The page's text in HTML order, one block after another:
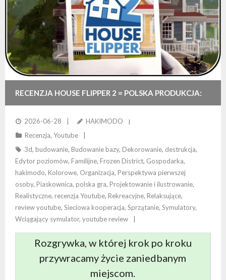
RECENZJA HOUSE FLIPPER 2 = POLSKA PRODUKCJA:
RELAKS W ŚWIECIE REMONTÓW
2026-06-28
HAKIMODO
Recenzja, Youtube
3d, budowanie, Budowanie bazy, Dekorowanie, destrukcja,
Edytor poziomów, Familijne, Frozen District, Gospodarka,
hakimodo, Kolorowe, Organizacja, Perspektywa pierwszej
osoby, Piaskownica, polska gra, Projektowanie i ilustrowanie,
Realistyczne, recenzja Youtube, Rekreacyjne, Relaksujące,
review youtube, Sieciowa kooperacja, Sprzątanie, Symulatory,
Wciągający symulator, youtube review
Rozgrywka, w której krok po kroku
przywracamy życie zaniedbanym
miejscom.